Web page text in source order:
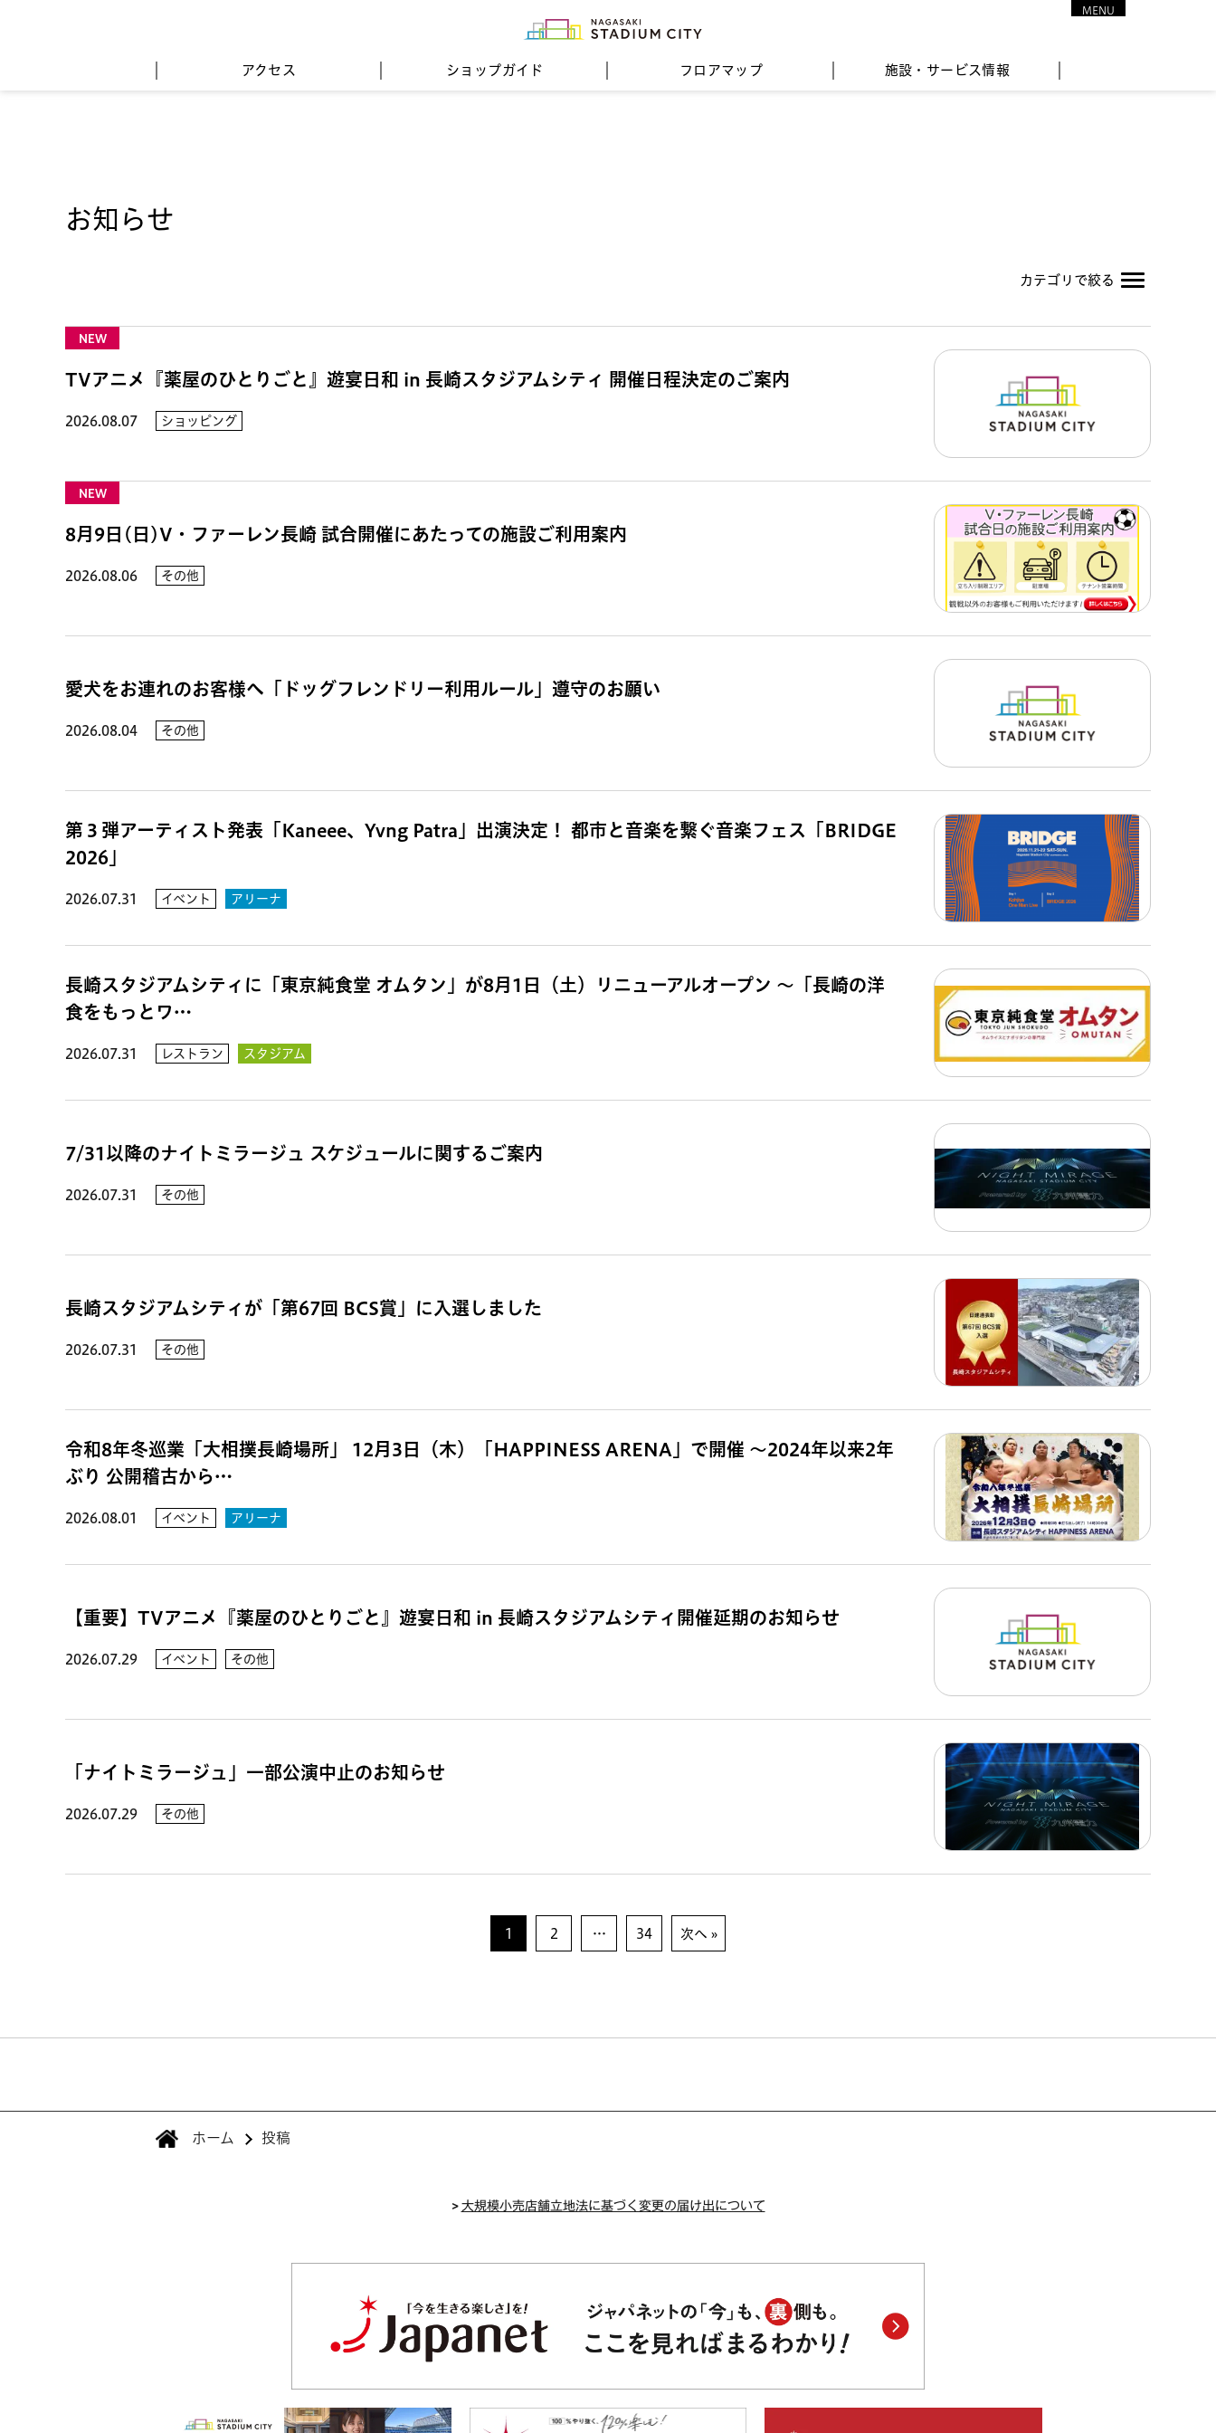
アクセス ショップガイド フロアマップ 施設・サービス情報
MENU
お知らせ
カテゴリで絞る
NEW
TVアニメ『薬屋のひとりごと』遊宴日和 in 長崎スタジアムシティ 開催日程決定のご案内
2026.08.07 ショッピング
NEW
8月9日(日)V・ファーレン長崎 試合開催にあたっての施設ご利用案内
2026.08.06 その他
愛犬をお連れのお客様へ「ドッグフレンドリー利用ルール」遵守のお願い
2026.08.04 その他
第３弾アーティスト発表「Kaneee、Yvng Patra」出演決定！ 都市と音楽を繋ぐ音楽フェス「BRIDGE
2026」
2026.07.31 イベント アリーナ
長崎スタジアムシティに「東京純食堂 オムタン」が8月1日（土）リニューアルオープン 〜「長崎の洋
食をもっとワ…
2026.07.31 レストラン スタジアム
7/31以降のナイトミラージュ スケジュールに関するご案内
2026.07.31 その他
長崎スタジアムシティが「第67回 BCS賞」に入選しました
2026.07.31 その他
令和8年冬巡業「大相撲長崎場所」 12月3日（木）「HAPPINESS ARENA」で開催 ～2024年以来2年
ぶり 公開稽古から…
2026.08.01 イベント アリーナ
【重要】TVアニメ『薬屋のひとりごと』遊宴日和 in 長崎スタジアムシティ開催延期のお知らせ
2026.07.29 イベント その他
「ナイトミラージュ」一部公演中止のお知らせ
2026.07.29 その他
1 2 … 34 次へ »
ホーム 投稿
>大規模小売店舗立地法に基づく変更の届け出について